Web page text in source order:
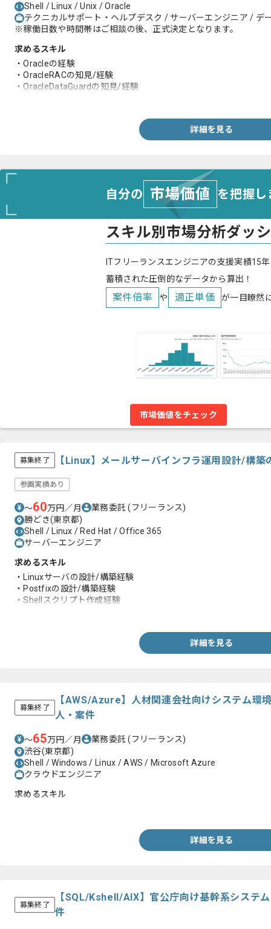
Shell / Linux / Unix / Oracle
テクニカルサポート・ヘルプデスク / サーバーエンジニア / デ
※稼働日数や時間帯はご相談の後、正式決定となります。
求めるスキル
・Oracleの経験
・OracleRACの知見/経験
・OracleDataGuardの知見/経験
詳細を見る
自分の 市場価値 を把握
スキル別市場分析ダッ
ITフリーランスエンジニアの支援実績15
蓄積された圧倒的なデータから算出！
案件倍率 や 適正単価 が一目瞭然
市場価値をチェック
募集終了 【Linux】メールサーバインフラ運用設計/構
参画実績あり
〜60万円／月 業務委託(フリーランス)
勝どき(東京都)
Shell / Linux / Red Hat / Office 365
サーバーエンジニア
求めるスキル
・Linuxサーバの設計/構築経験
・Postfixの設計/構築経験
・Shellスクリプト作成経験
詳細を見る
募集終了
【AWS/Azure】人材関連会社向けシステム環
人・案件
〜65万円／月 業務委託(フリーランス)
渋谷(東京都)
Shell / Windows / Linux / AWS / Microsoft Azure
クラウドエンジニア
求めるスキル
詳細を見る
募集終了
【SQL/Kshell/AIX】官公庁向け基幹系システ
件